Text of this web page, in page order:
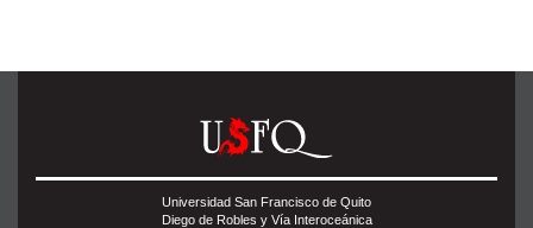
Universidad San Francisco de Quito
Diego de Robles y Vía Interoceánica